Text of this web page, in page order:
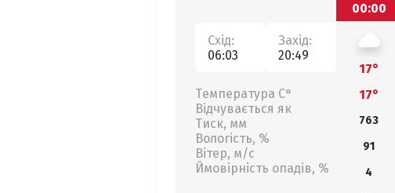
Схід:
06:03
Захід:
20:49
Температура С°
Відчувається як
Тиск, мм
Вологість, %
Вітер, м/с
Ймовірність опадів, %
00:00
17°
17°
763
91
4